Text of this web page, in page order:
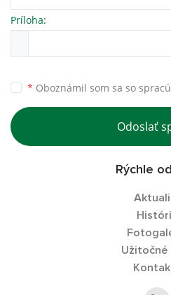
Príloha:
* Oboznámil som sa so
Odoslať
Rýchle
Užitočné